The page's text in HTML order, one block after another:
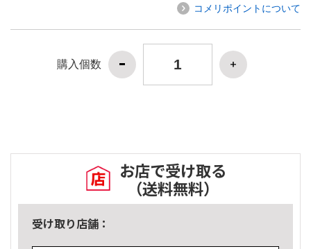
コメリポイントについて
購入個数
お店で受け取る
（送料無料）
受け取り店舗：